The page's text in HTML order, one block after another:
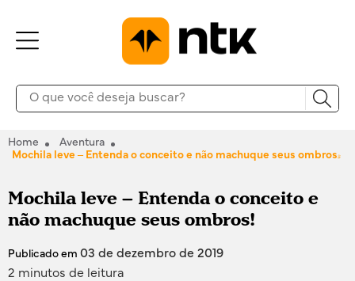
Home
Aventura
Mochila leve – Entenda o conceito e não machuque seus ombros!
Mochila leve – Entenda o conceito e
não machuque seus ombros!
Publicado em 03 de dezembro de 2019
2 minutos de leitura